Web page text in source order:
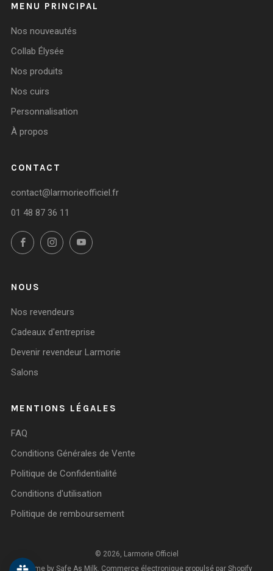
MENU PRINCIPAL
Nos nouveautés
Collab Élysée
Nos produits
Nos cuirs
Personnalisation
À propos
CONTACT
contact@larmorieofficiel.fr
01 48 87 36 11
FacebookInstagramYouTube
NOUS
Nos revendeurs
Cadeaux d'entreprise
Devenir revendeur Larmorie
Salons
MENTIONS LÉGALES
FAQ
Conditions Générales de Vente
Politique de Confidentialité
Conditions d'utilisation
Politique de remboursement
© 2026, Larmorie Officiel
Theme by Safe As Milk. Commerce électronique propulsé par Shopify